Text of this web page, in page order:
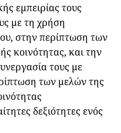
εμπειρίας τους
με τη χρήση
στην περίπτωση των
κοινότητας, και την
τους με
των μελών της
δεξιότητες ενός